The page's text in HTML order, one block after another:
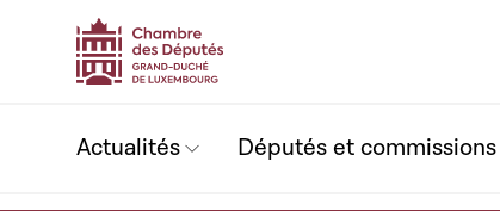
Actualités Députés et commissions